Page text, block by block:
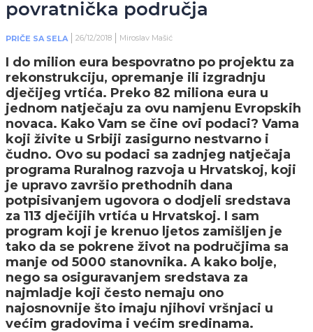
povratnička područja
PRIČE SA SELA 26/12/2018 Miroslav Mašić
I do milion eura bespovratno po projektu za
rekonstrukciju, opremanje ili izgradnju
dječijeg vrtića. Preko 82 miliona eura u
jednom natječaju za ovu namjenu Evropskih
novaca. Kako Vam se čine ovi podaci? Vama
koji živite u Srbiji zasigurno nestvarno i
čudno. Ovo su podaci sa zadnjeg natječaja
programa Ruralnog razvoja u Hrvatskoj, koji
je upravo završio prethodnih dana
potpisivanjem ugovora o dodjeli sredstava
za 113 dječijih vrtića u Hrvatskoj. I sam
program koji je krenuo ljetos zamišljen je
tako da se pokrene život na područjima sa
manje od 5000 stanovnika. A kako bolje,
nego sa osiguravanjem sredstava za
najmladje koji često nemaju ono
najosnovnije što imaju njihovi vršnjaci u
većim gradovima i većim sredinama.